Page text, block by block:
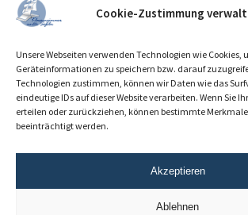
Cookie-Zustimmung
Unsere Webseiten verwenden Technologien wie Cookies,
Geräteinformationen zu speichern bzw. darauf
Technologien zustimmen, können wir Daten wie das
eindeutige IDs auf dieser Website verarbeiten. Wenn Sie
erteilen oder zurückziehen, können bestimmte
beeinträchtigt werden.
Akzeptieren
Ablehnen
Impressum
Datenschutz
Cookie-Richtlinie (EU)